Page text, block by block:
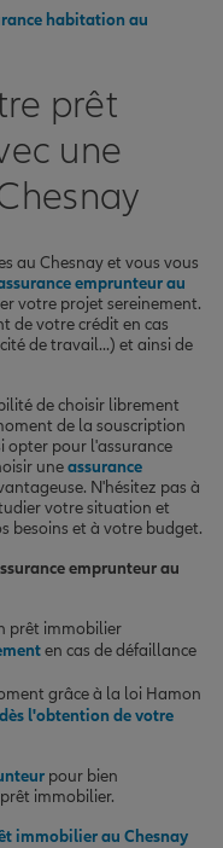
habitation au
prêt
une
au Chesnay et vous vous
emprunteur au
votre projet sereinement.
de votre crédit en cas
de travail...) et ainsi de
de choisir librement
de la souscription
opter pour l'assurance
uneassurance
N'hésitez pas à
votre situation et
besoins et à votre budget.
emprunteur au
prêt immobilier
en cas de défaillance
grâce à la loi Hamon
dès l'obtention de votre
pour bien
immobilier.
immobilier au Chesnay